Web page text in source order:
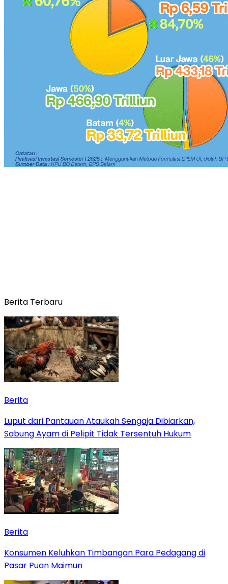
Berita Terbaru
Berita
Luput dari Pantauan Ataukah Sengaja Dibiarkan,
Sabung Ayam di Pelipit Tidak Tersentuh Hukum
Berita
Konsumen Keluhkan Timbangan Para Pedagang di
Pasar Puan Maimun